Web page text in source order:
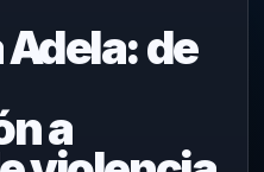
de
a